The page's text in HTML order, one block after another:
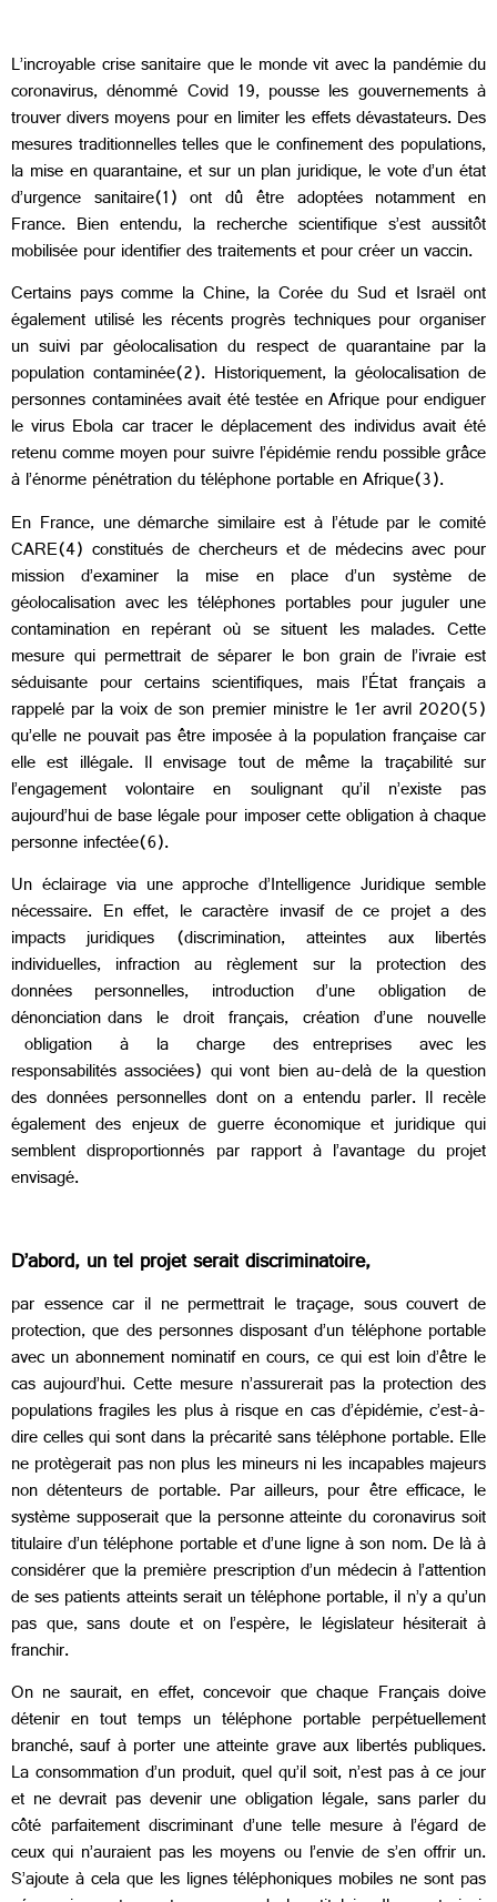
L’incroyable crise sanitaire que le monde vit avec la pandémie du
coronavirus, dénommé Covid 19, pousse les gouvernements à
trouver divers moyens pour en limiter les effets dévastateurs. Des
mesures traditionnelles telles que le confinement des populations,
la mise en quarantaine, et sur un plan juridique, le vote d’un état
d’urgence sanitaire(1) ont dû être adoptées notamment en
France. Bien entendu, la recherche scientifique s’est aussitôt
mobilisée pour identifier des traitements et pour créer un vaccin.
Certains pays comme la Chine, la Corée du Sud et Israël ont
également utilisé les récents progrès techniques pour organiser
un suivi par géolocalisation du respect de quarantaine par la
population contaminée(2). Historiquement, la géolocalisation de
personnes contaminées avait été testée en Afrique pour endiguer
le virus Ebola car tracer le déplacement des individus avait été
retenu comme moyen pour suivre l’épidémie rendu possible grâce
à l’énorme pénétration du téléphone portable en Afrique(3).
En France, une démarche similaire est à l’étude par le comité
CARE(4) constitués de chercheurs et de médecins avec pour
mission d’examiner la mise en place d’un système de
géolocalisation avec les téléphones portables pour juguler une
contamination en repérant où se situent les malades. Cette
mesure qui permettrait de séparer le bon grain de l’ivraie est
séduisante pour certains scientifiques, mais l’État français a
rappelé par la voix de son premier ministre le 1er avril 2020(5)
qu’elle ne pouvait pas être imposée à la population française car
elle est illégale. Il envisage tout de même la traçabilité sur
l’engagement volontaire en soulignant qu’il n’existe pas
aujourd’hui de base légale pour imposer cette obligation à chaque
personne infectée(6).
Un éclairage via une approche d’Intelligence Juridique semble
nécessaire. En effet, le caractère invasif de ce projet a des
impacts juridiques (discrimination, atteintes aux libertés
individuelles, infraction au règlement sur la protection des
données personnelles, introduction d’une obligation de
dénonciation dans le droit français, création d’une nouvelle
obligation à la charge des entreprises avec les
responsabilités associées) qui vont bien au-delà de la question
des données personnelles dont on a entendu parler. Il recèle
également des enjeux de guerre économique et juridique qui
semblent disproportionnés par rapport à l’avantage du projet
envisagé.
D’abord, un tel projet serait discriminatoire,
par essence car il ne permettrait le traçage, sous couvert de
protection, que des personnes disposant d’un téléphone portable
avec un abonnement nominatif en cours, ce qui est loin d’être le
cas aujourd’hui. Cette mesure n’assurerait pas la protection des
populations fragiles les plus à risque en cas d’épidémie, c’est-à-
dire celles qui sont dans la précarité sans téléphone portable. Elle
ne protègerait pas non plus les mineurs ni les incapables majeurs
non détenteurs de portable. Par ailleurs, pour être efficace, le
système supposerait que la personne atteinte du coronavirus soit
titulaire d’un téléphone portable et d’une ligne à son nom. De là à
considérer que la première prescription d’un médecin à l’attention
de ses patients atteints serait un téléphone portable, il n’y a qu’un
pas que, sans doute et on l’espère, le législateur hésiterait à
franchir.
On ne saurait, en effet, concevoir que chaque Français doive
détenir en tout temps un téléphone portable perpétuellement
branché, sauf à porter une atteinte grave aux libertés publiques.
La consommation d’un produit, quel qu’il soit, n’est pas à ce jour
et ne devrait pas devenir une obligation légale, sans parler du
côté parfaitement discriminant d’une telle mesure à l’égard de
ceux qui n’auraient pas les moyens ou l’envie de s’en offrir un.
S’ajoute à cela que les lignes téléphoniques mobiles ne sont pas